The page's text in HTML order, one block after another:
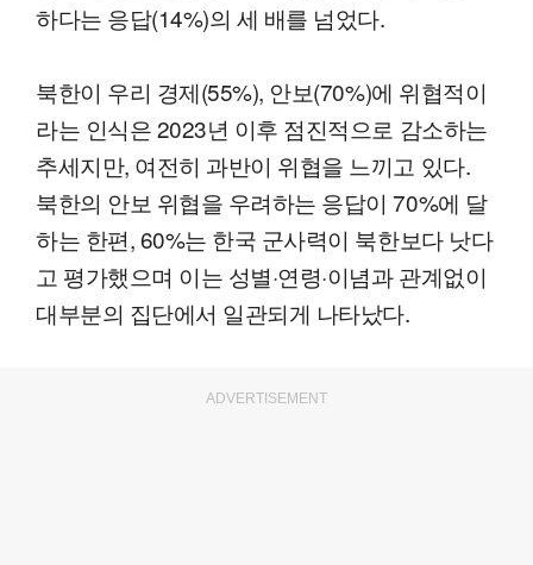
하다는 응답(14%)의 세 배를 넘었다.
북한이 우리 경제(55%), 안보(70%)에 위협적이
라는 인식은 2023년 이후 점진적으로 감소하는
추세지만, 여전히 과반이 위협을 느끼고 있다.
북한의 안보 위협을 우려하는 응답이 70%에 달
하는 한편, 60%는 한국 군사력이 북한보다 낫다
고 평가했으며 이는 성별·연령·이념과 관계없이
대부분의 집단에서 일관되게 나타났다.
ADVERTISEMENT